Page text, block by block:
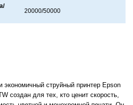
20000/50000
экономичный струйный принтер Epson
создан для тех, кто ценит скорость,